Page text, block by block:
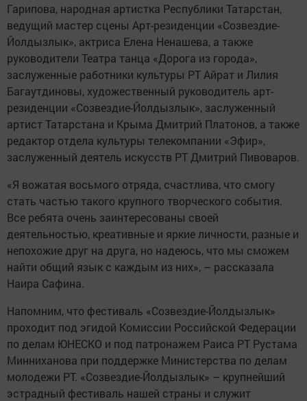
Гарипова, народная артистка Республики Татарстан,
ведущий мастер сцены Арт-резиденции «Созвездие-
Йолдызлык», актриса Елена Ненашева, а также
руководители Театра танца «Дорога из города»,
заслуженные работники культуры РТ Айрат и Лилия
Багаутдиновы, художественный руководитель арт-
резиденции «Созвездие-Йолдызлык», заслуженный
артист Татарстана и Крыма Дмитрий Платонов, а также
редактор отдела культуры телекомпании «Эфир»,
заслуженный деятель искусств РТ Дмитрий Пивоваров.
«Я вожатая восьмого отряда, счастлива, что смогу
стать частью такого крупного творческого события.
Все ребята очень заинтересованы своей
деятельностью, креативные и яркие личности, разные и
непохожие друг на друга, но надеюсь, что мы сможем
найти общий язык с каждым из них», – рассказала
Наира Сафина.
Напомним, что фестиваль «Созвездие-Йолдызлык»
проходит под эгидой Комиссии Российской Федерации
по делам ЮНЕСКО и под патронажем Раиса РТ Рустама
Минниханова при поддержке Министерства по делам
молодежи РТ. «Созвездие-Йолдызлык» – крупнейший
эстрадный фестиваль нашей страны и служит